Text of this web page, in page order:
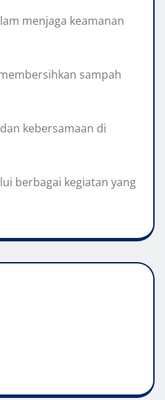
menjaga keamanan
sampah
kebersamaan di
berbagai kegiatan yang